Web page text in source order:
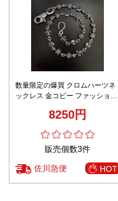
数量限定の爆買 クロムハーツネ
ックレス 金コピー ファッション
8250円
販売個数3件
佐川急便 HOT